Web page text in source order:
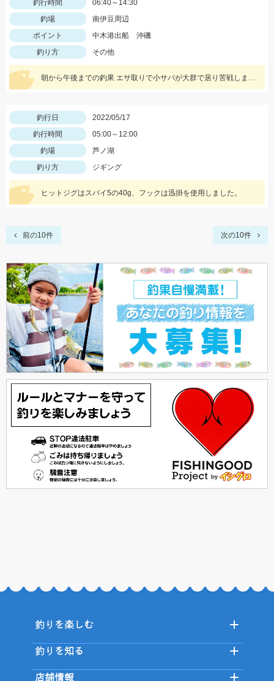
釣行時間
06:40～14:30
釣場
南伊豆周辺
ポイント
中木港出船 沖磯
釣り方
その他
朝から午後までの釣果 エサ取りで小サバが大群で居り苦戦しました。
釣行日
2022/05/17
釣行時間
05:00～12:00
釣場
芦ノ湖
釣り方
ジギング
ヒットジグはスパイ5の40g、フックは迅掛を使用しました。
前の10件 次の10件
釣りを楽しむ
釣りを知る
店舗情報